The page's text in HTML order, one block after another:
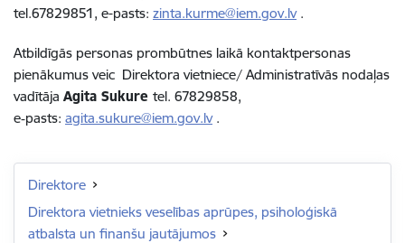
tel.67829851, e-pasts: zinta.kurme@iem.gov.lv.
Atbildīgās personas prombūtnes laikā kontaktpersonas
pienākumus veic Direktora vietniece/ Administratīvās nodaļas
vadītāja Agita Sukure tel. 67829858,
e‑pasts: agita.sukure@iem.gov.lv.
Direktore
Direktora vietnieks veselības aprūpes, psiholoģiskā
atbalsta un finanšu jautājumos